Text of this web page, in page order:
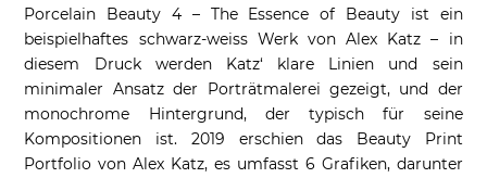
Porcelain Beauty 4 – The Essence of Beauty ist ein
beispielhaftes schwarz-weiss Werk von Alex Katz – in
diesem Druck werden Katz‘ klare Linien und sein
minimaler Ansatz der Porträtmalerei gezeigt, und der
monochrome Hintergrund, der typisch für seine
Kompositionen ist. 2019 erschien das Beauty Print
Portfolio von Alex Katz, es umfasst 6 Grafiken, darunter